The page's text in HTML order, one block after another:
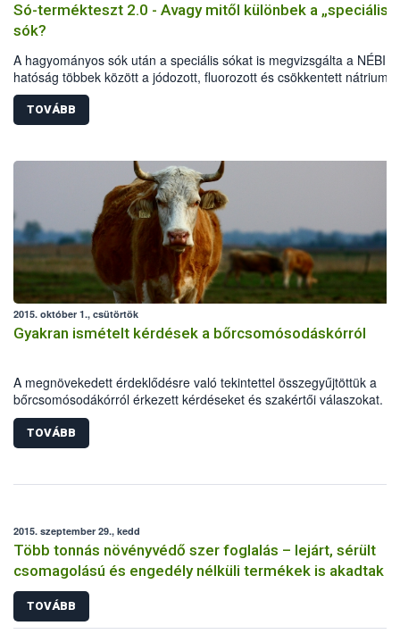
Só-termékteszt 2.0 - Avagy mitől különbek a „speciális”
sók?
A hagyományos sók után a speciális sókat is megvizsgálta a
hatóság többek között a jódozott, fluorozott és csökkentett nátrium-
tartalmú termékeket vizsgálta elsősorban laboratóriumi és
paraméterek, jelölési előírások alapján. A vizsgálat eredményeként
termékből 40-nél indult hatósági eljárás: 32 esetben
mintegy fél millió forint bírságot szabtak ki a szakemberek. Több
kereskedelmi forgalomból is ki kellett vonni.
TOVÁBB
2015. október 1., csütörtök
Gyakran ismételt kérdések a bőrcsomósodáskórról
A megnövekedett érdeklődésre való tekintettel összegyűjtöttük a
bőrcsomósodákórról érkezett kérdéseket és szakértői válaszokat.
TOVÁBB
2015. szeptember 29., kedd
Több tonnás növényvédő szer foglalás – lejárt, sérült
csomagolású és engedély nélküli termékek is akadtak
TOVÁBB